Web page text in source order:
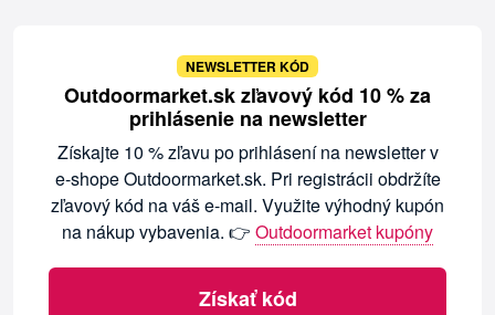
NEWSLETTER KÓD
Outdoormarket.sk zľavový kód 10 % za
prihlásenie na newsletter
Získajte 10 % zľavu po prihlásení na newsletter v
e-shope Outdoormarket.sk. Pri registrácii obdržíte
zľavový kód na váš e-mail. Využite výhodný kupón
na nákup vybavenia. 👉 Outdoormarket kupóny
Získať kód